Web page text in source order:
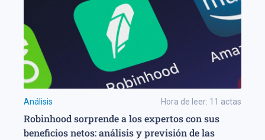
Análisis Hora de leer: 11 actas
Robinhood sorprende a los expertos con sus
beneficios netos: análisis y previsión de las